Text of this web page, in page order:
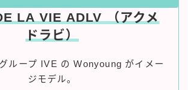
LA VIE ADLV （アクメ
ドラビ）
ループ IVE の Wonyoung がイメー
ジモデル。